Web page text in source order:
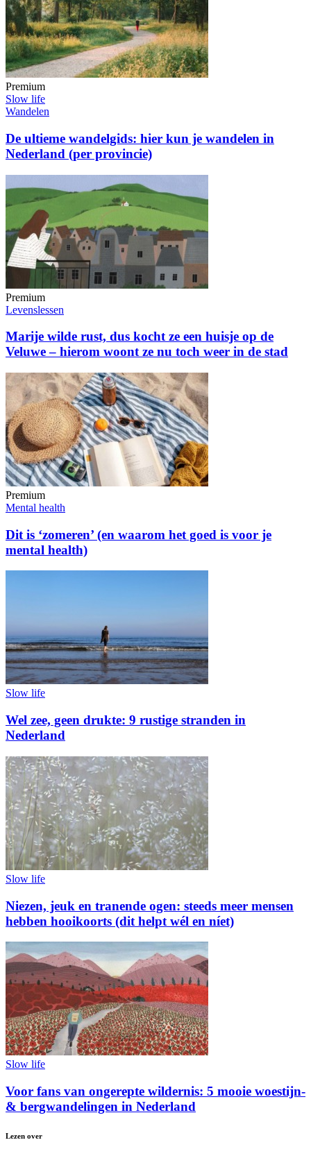
Premium
Slow life
Wandelen
De ultieme wandelgids: hier kun je wandelen in
Nederland (per provincie)
Premium
Levenslessen
Marije wilde rust, dus kocht ze een huisje op de
Veluwe – hierom woont ze nu toch weer in de stad
Premium
Mental health
Dit is ‘zomeren’ (en waarom het goed is voor je
mental health)
Slow life
Wel zee, geen drukte: 9 rustige stranden in
Nederland
Slow life
Niezen, jeuk en tranende ogen: steeds meer mensen
hebben hooikoorts (dit helpt wél en níet)
Slow life
Voor fans van ongerepte wildernis: 5 mooie woestijn-
& bergwandelingen in Nederland
Lezen over